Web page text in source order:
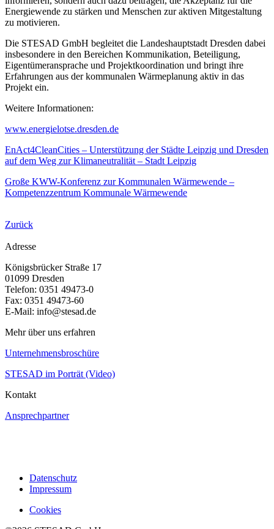
Energiewende zu stärken und Menschen zur aktiven Mitgestaltung
zu motivieren.
Die STESAD GmbH begleitet die Landeshauptstadt Dresden dabei
insbesondere in den Bereichen Kommunikation, Beteiligung,
Eigentümeransprache und Projektkoordination und bringt ihre
Erfahrungen aus der kommunalen Wärmeplanung aktiv in das
Projekt ein.
Weitere Informationen:
www.energielotse.dresden.de
EnAct4CleanCities – Unterstützung der Städte Leipzig und Dresden
auf dem Weg zur Klimaneutralität – Stadt Leipzig
Große KWW-Konferenz zur Kommunalen Wärmewende –
Kompetenzzentrum Kommunale Wärmewende
Zurück
Adresse
Königsbrücker Straße 17
01099 Dresden
Telefon: 0351 49473-0
Fax: 0351 49473-60
E-Mail: info@stesad.de
Mehr über uns erfahren
Unternehmensbroschüre
STESAD im Porträt (Video)
Kontakt
Ansprechpartner
Datenschutz
Impressum
Cookies